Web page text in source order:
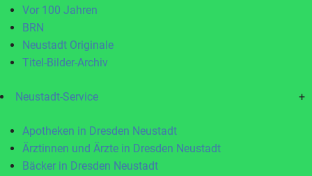
Vor 100 Jahren
BRN
Neustadt Originale
Titel-Bilder-Archiv
Neustadt-Service +
Apotheken in Dresden Neustadt
Ärztinnen und Ärzte in Dresden Neustadt
Bäcker in Dresden Neustadt